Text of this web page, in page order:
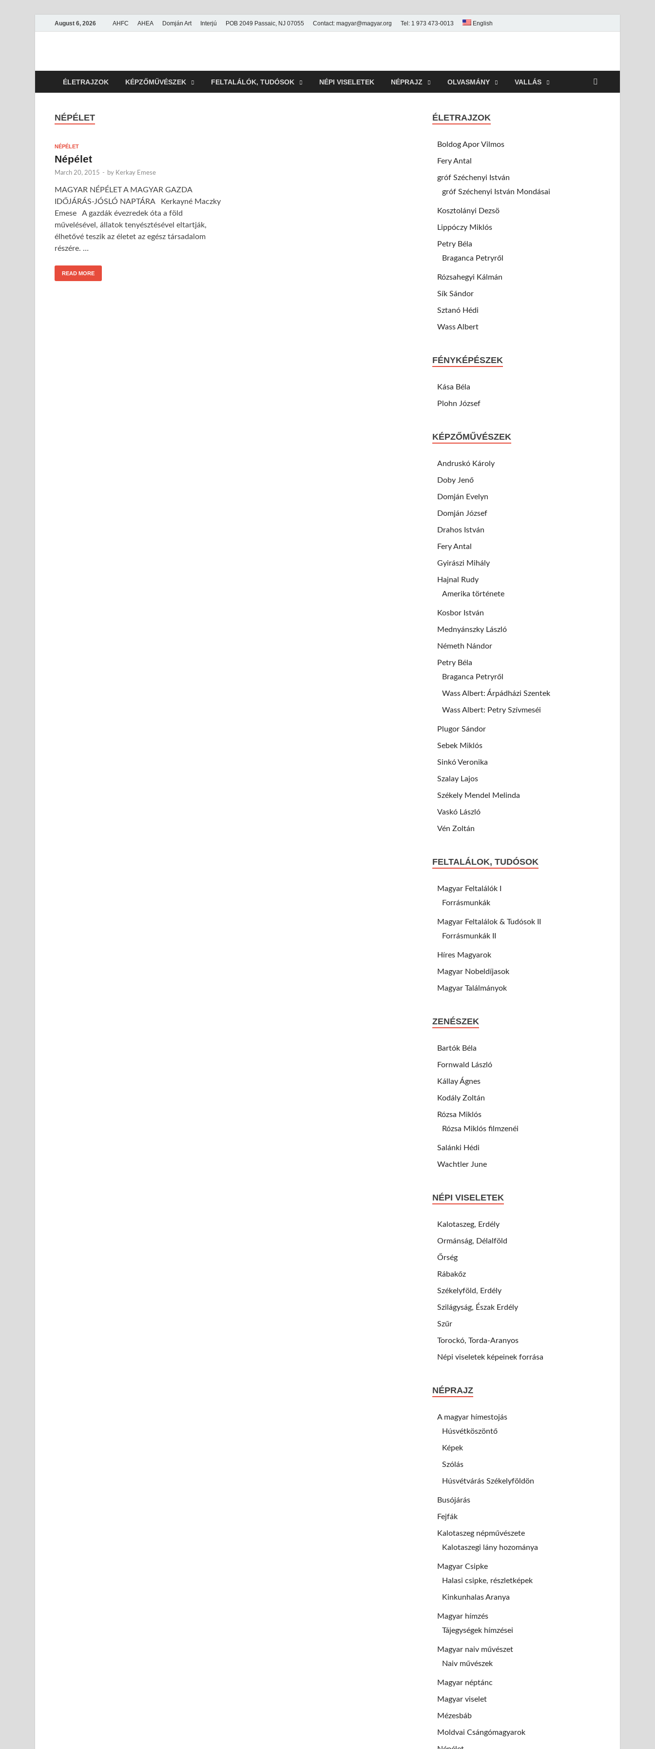
August 6, 2026 AHFC AHEA Domján Art Interjú POB 2049 Passaic, NJ 07055 Contact: magyar@magyar.org Tel: 1 973 473-0013 English
Amerikai Magyar Múzeum
ÉLETRAJZOK KÉPZŐMŰVÉSZEK FELTALÁLÓK, TUDÓSOK NÉPI VISELETEK NÉPRAJZ OLVASMÁNY VALLÁS
NÉPÉLET
NÉPÉLET
Népélet
March 20, 2015 - by Kerkay Emese
MAGYAR NÉPÉLET A MAGYAR GAZDA
IDŐJÁRÁS-JÓSLÓ NAPTÁRA Kerkayné Maczky
Emese A gazdák évezredek óta a föld
művelésével, állatok tenyésztésével eltartják,
élhetővé teszik az életet az egész társadalom
részére. …
READ MORE
ÉLETRAJZOK
Boldog Apor Vilmos
Fery Antal
gróf Széchenyi István
gróf Széchenyi István Mondásai
Kosztolányi Dezsö
Lippóczy Miklós
Petry Béla
Braganca Petryről
Rózsahegyi Kálmán
Sík Sándor
Sztanó Hédi
Wass Albert
FÉNYKÉPÉSZEK
Kása Béla
Plohn József
KÉPZŐMŰVÉSZEK
Andruskó Károly
Doby Jenő
Domján Evelyn
Domján József
Drahos István
Fery Antal
Gyirászi Mihály
Hajnal Rudy
Amerika története
Kosbor István
Mednyánszky László
Németh Nándor
Petry Béla
Braganca Petryről
Wass Albert: Árpádházi Szentek
Wass Albert: Petry Szívmeséi
Plugor Sándor
Sebek Miklós
Sinkó Veronika
Szalay Lajos
Székely Mendel Melinda
Vaskó László
Vén Zoltán
FELTALÁLOK, TUDÓSOK
Magyar Feltalálók I
Forrásmunkák
Magyar Feltalálok & Tudósok II
Forrásmunkák II
Híres Magyarok
Magyar Nobeldíjasok
Magyar Találmányok
ZENÉSZEK
Bartók Béla
Fornwald László
Kállay Ágnes
Kodály Zoltán
Rózsa Miklós
Rózsa Miklós filmzenéi
Salánki Hédi
Wachtler June
NÉPI VISELETEK
Kalotaszeg, Erdély
Ormánság, Délalföld
Őrség
Rábakőz
Székelyföld, Erdély
Szilágyság, Észak Erdély
Szűr
Torockó, Torda-Aranyos
Népi viseletek képeinek forrása
NÉPRAJZ
A magyar hímestojás
Húsvétköszöntő
Képek
Szólás
Húsvétvárás Székelyföldön
Busójárás
Fejfák
Kalotaszeg népművészete
Kalotaszegi lány hozománya
Magyar Csipke
Halasi csipke, részletképek
Kinkunhalas Aranya
Magyar hímzés
Tájegységek hímzései
Magyar naiv művészet
Naiv művészek
Magyar néptánc
Magyar viselet
Mézesbáb
Moldvai Csángómagyarok